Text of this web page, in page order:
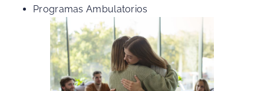
Programas Ambulatorios